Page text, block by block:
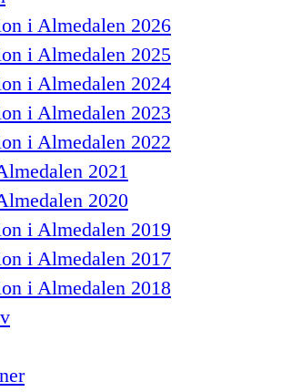
i Almedalen 2026
i Almedalen 2025
i Almedalen 2024
i Almedalen 2023
i Almedalen 2022
2021
2020
i Almedalen 2019
i Almedalen 2017
i Almedalen 2018